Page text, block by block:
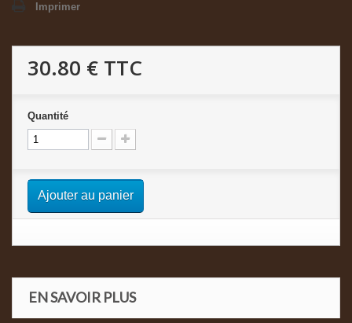
Imprimer
30.80 € TTC
Quantité
Ajouter au panier
EN SAVOIR PLUS